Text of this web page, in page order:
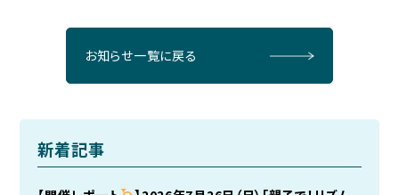
お知らせ一覧に戻る
新着記事